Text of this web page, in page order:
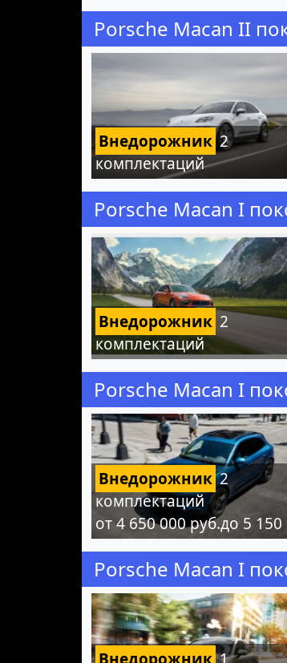
Porsche Macan II
Внедорожник2
комплектаций
Porsche Macan I
Внедорожник 2
комплектаций
Porsche Macan I
Внедорожник2
комплектаций
от 4 650 000 руб.до 5
Porsche Macan I
Внедорожник1